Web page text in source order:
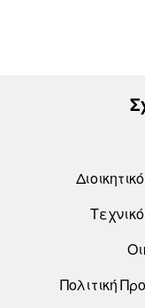
Πολιτική